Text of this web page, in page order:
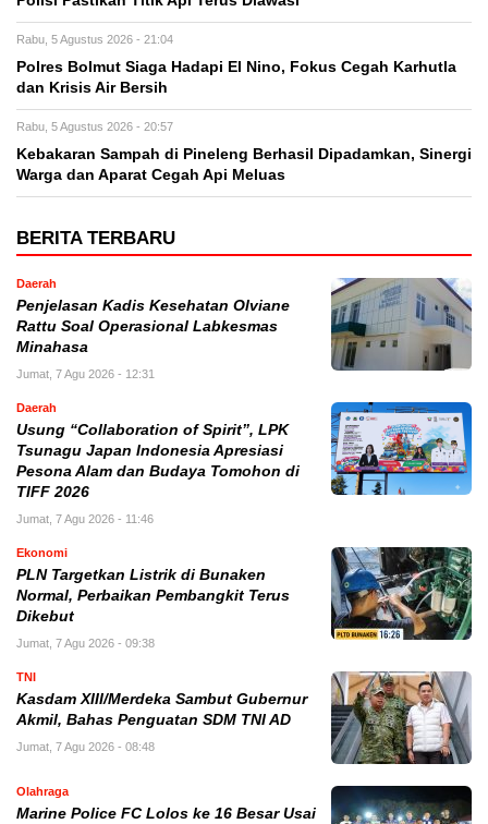
Rabu, 5 Agustus 2026 - 21:04
Polres Bolmut Siaga Hadapi El Nino, Fokus Cegah Karhutla
dan Krisis Air Bersih
Rabu, 5 Agustus 2026 - 20:57
Kebakaran Sampah di Pineleng Berhasil Dipadamkan, Sinergi
Warga dan Aparat Cegah Api Meluas
BERITA TERBARU
Daerah
Penjelasan Kadis Kesehatan Olviane
Rattu Soal Operasional Labkesmas
Minahasa
Jumat, 7 Agu 2026 - 12:31
Daerah
Usung “Collaboration of Spirit”, LPK
Tsunagu Japan Indonesia Apresiasi
Pesona Alam dan Budaya Tomohon di
TIFF 2026
Jumat, 7 Agu 2026 - 11:46
Ekonomi
PLN Targetkan Listrik di Bunaken
Normal, Perbaikan Pembangkit Terus
Dikebut
Jumat, 7 Agu 2026 - 09:38
TNI
Kasdam XIII/Merdeka Sambut Gubernur
Akmil, Bahas Penguatan SDM TNI AD
Jumat, 7 Agu 2026 - 08:48
Olahraga
Marine Police FC Lolos ke 16 Besar Usai